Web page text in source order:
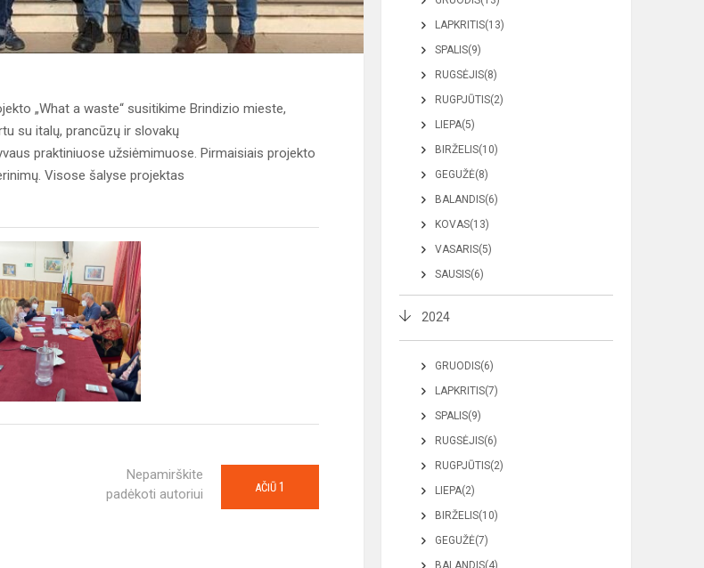
„What a waste“ susitikime Brindizio mieste,
su italų, prancūzų ir slovakų
praktiniuose užsiėmimuose. Pirmaisiais projekto
Visose šalyse projektas
Nepamirškite
padėkoti autoriui
AČIŪ 1
LAPKRITIS(13)
SPALIS(9)
RUGSĖJIS(8)
RUGPJŪTIS(2)
LIEPA(5)
BIRŽELIS(10)
GEGUŽĖ(8)
BALANDIS(6)
KOVAS(13)
VASARIS(5)
SAUSIS(6)
2024
GRUODIS(6)
LAPKRITIS(7)
SPALIS(9)
RUGSĖJIS(6)
RUGPJŪTIS(2)
LIEPA(2)
BIRŽELIS(10)
GEGUŽĖ(7)
BALANDIS(4)